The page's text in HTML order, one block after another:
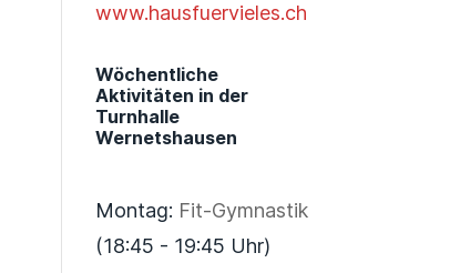
www.hausfuervieles.ch
Wöchentliche
Aktivitäten in der
Turnhalle
Wernetshausen
Montag: Fit-Gymnastik
(18:45 - 19:45 Uhr)